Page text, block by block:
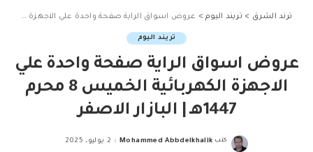
ترند الشرق > تريند اليوم> عروض اسواق الراية صفحة واحدة علي الاجهزة الكهربائية الخميس 8 محرم 1447هـ | البازار الاصفر
تريند اليوم
عروض اسواق الراية صفحة واحدة علي
الاجهزة الكهربائية الخميس 8 محرم
1447هـ | البازار الاصفر
Posted
كتب Mohammed Abbdelkhalik 2 يوليو، 2025